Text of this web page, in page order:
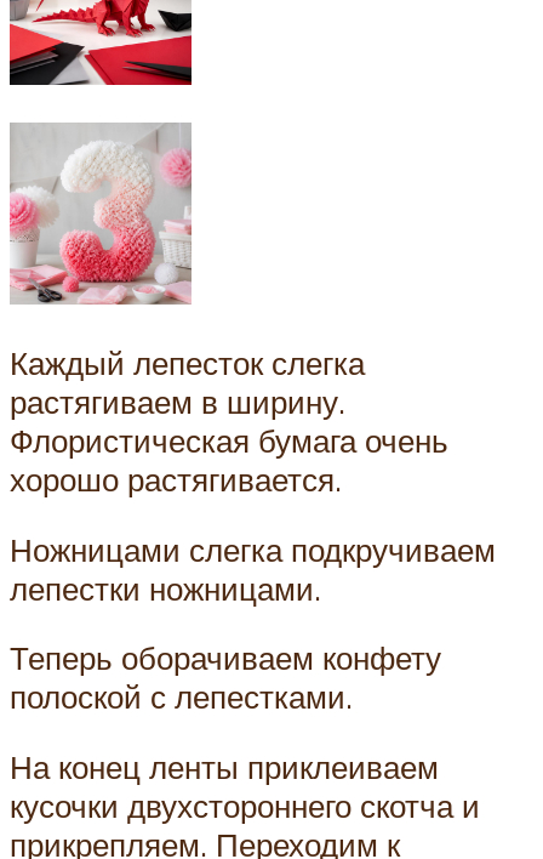
Каждый лепесток слегка
растягиваем в ширину.
Флористическая бумага очень
хорошо растягивается.
Ножницами слегка подкручиваем
лепестки ножницами.
Теперь оборачиваем конфету
полоской с лепестками.
На конец ленты приклеиваем
кусочки двухстороннего скотча и
прикрепляем. Переходим к